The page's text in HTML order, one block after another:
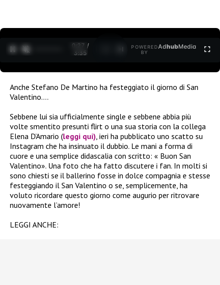
0:27 /
3:35
POWERED
BY
AdhubMedia
Anche Stefano De Martino ha festeggiato il giorno di San
Valentino….
Sebbene lui sia ufficialmente single e sebbene abbia più
volte smentito presunti flirt o una sua storia con la collega
Elena D’Amario (leggi qui) , ieri ha pubblicato uno scatto su
Instagram che ha insinuato il dubbio. Le mani a forma di
cuore e una semplice didascalia con scritto: « Buon San
Valentino». Una foto che ha fatto discutere i fan. In molti si
sono chiesti se il ballerino fosse in dolce compagnia e stesse
festeggiando il San Valentino o se, semplicemente, ha
voluto ricordare questo giorno come augurio per ritrovare
nuovamente l’amore!
LEGGI ANCHE: